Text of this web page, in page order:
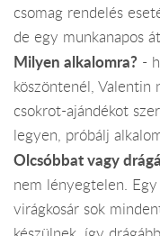
csomag rendelés
de egy munkanapos
Milyen alkalomra? -
köszöntenél, Valentin
csokrot-ajándékot
legyen, próbálj
Olcsóbbat vagy
nem lényegtelen.
virágkosár sok